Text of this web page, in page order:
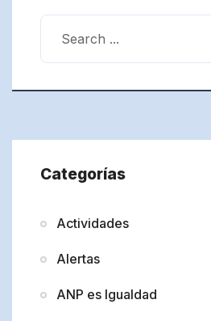
Categorías
Actividades
Alertas
ANP es Igualdad